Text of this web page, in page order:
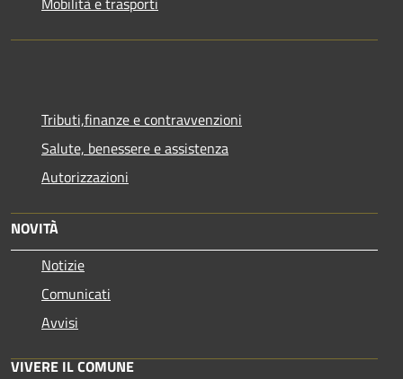
Tributi,finanze e contravvenzioni
Salute, benessere e assistenza
Autorizzazioni
NOVITÀ
Notizie
Comunicati
Avvisi
VIVERE IL COMUNE